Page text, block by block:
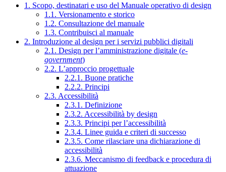
1. Scopo, destinatari e uso del Manuale operativo di design
1.1. Versionamento e storico
1.2. Consultazione del manuale
1.3. Contribuisci al manuale
2. Introduzione al design per i servizi pubblici digitali
2.1. Design per l’amministrazione digitale (e-
government)
2.2. L’approccio progettuale
2.2.1. Buone pratiche
2.2.2. Principi
2.3. Accessibilità
2.3.1. Definizione
2.3.2. Accessibilità by design
2.3.3. Principi per l’accessibilità
2.3.4. Linee guida e criteri di successo
2.3.5. Come rilasciare una dichiarazione di
accessibilità
2.3.6. Meccanismo di feedback e procedura di
attuazione